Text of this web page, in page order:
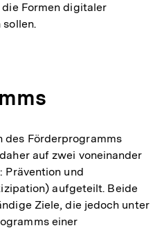
Formen digitaler
des Förderprogramms
auf zwei voneinander
Prävention und
aufgeteilt. Beide
Ziele, die jedoch unter
einer